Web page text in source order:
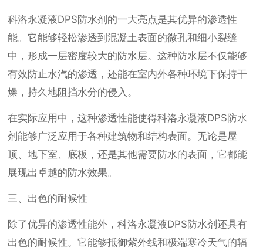
科洛永凝液DPS防水剂的一大亮点是其优异的渗透性
能。它能够轻松渗透到混凝土表面的微孔和细小裂缝
中，形成一层密度较大的防水层。这种防水层不仅能够
有效防止水汽的渗透，还能在室内外各种环境下保持干
燥，持久地阻挡水分的侵入。
在实际应用中，这种渗透性能使得科洛永凝液DPS防水
剂能够广泛应用于各种建筑物和结构表面。无论是屋
顶、地下室、底板，还是其他需要防水的表面，它都能
展现出卓越的防水效果。
三、出色的耐候性
除了优异的渗透性能外，科洛永凝液DPS防水剂还具有
出色的耐候性。它能够抵御紫外线和极端寒冷天气的辐